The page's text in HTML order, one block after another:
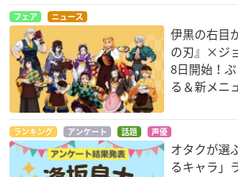
フェア ニュース
伊黒の右目
の刃』×ジ
8日開始！
る＆新メニ
ランキング アンケート 話題 声優
オタクが選
るキャラ」